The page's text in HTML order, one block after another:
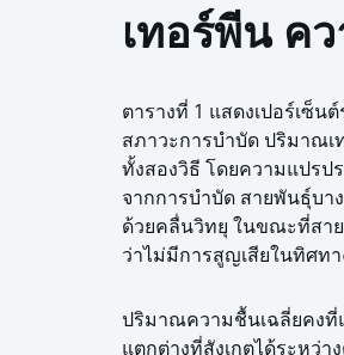
เทอร์พีน ค
ตารางที่ 1 แสดงเปอร์เซ็
สภาวะการบำบัด ปริมาณ
ทั้งสองวิธี โดยความแปรป
จากการบำบัด สายพันธุ์บ
ด้วยคลื่นวิทยุ ในขณะที่สา
ว่าไม่มีการสูญเสียในทิศท
ปริมาณความชื้นเฉลี่ยคงที่แ
แตกต่างที่สังเกตได้ระหว่